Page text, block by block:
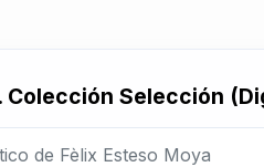
Colección Selección
de Fèlix Esteso Moya